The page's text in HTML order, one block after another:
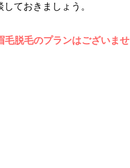
ておきましょう。
毛脱毛のプランはございませ